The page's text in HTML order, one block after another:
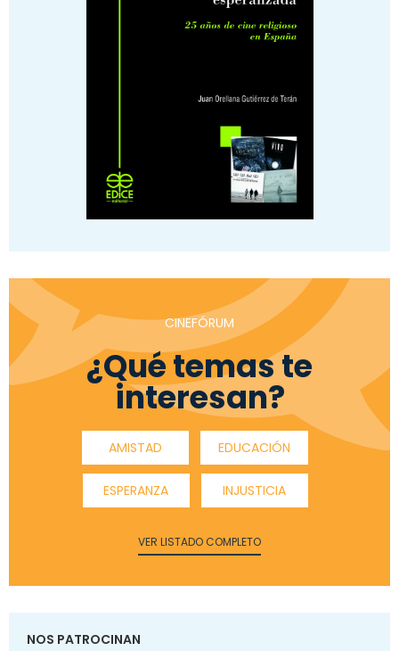
CINEFÓRUM
¿Qué temas te
interesan?
AMISTAD EDUCACIÓN
ESPERANZA INJUSTICIA
VER LISTADO COMPLETO
NOS PATROCINAN